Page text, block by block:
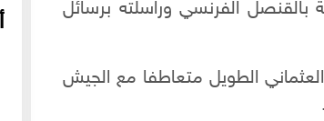
الفرنسي وراسلته برسائل
الطويل متعاطفا مع الجيش